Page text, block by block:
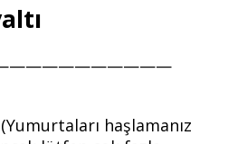
(Yumurtaları haşlamanız